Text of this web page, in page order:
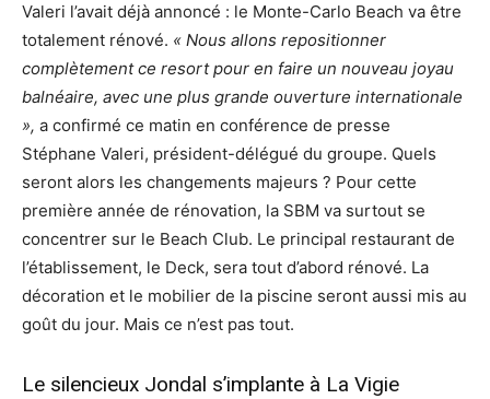
Valeri l’avait déjà annoncé : le Monte-Carlo Beach va être
totalement rénové. « Nous allons repositionner
complètement ce resort pour en faire un nouveau joyau
balnéaire, avec une plus grande ouverture internationale
», a confirmé ce matin en conférence de presse
Stéphane Valeri, président-délégué du groupe. Quels
seront alors les changements majeurs ? Pour cette
première année de rénovation, la SBM va surtout se
concentrer sur le Beach Club. Le principal restaurant de
l’établissement, le Deck, sera tout d’abord rénové. La
décoration et le mobilier de la piscine seront aussi mis au
goût du jour. Mais ce n’est pas tout.
Le silencieux Jondal s’implante à La Vigie